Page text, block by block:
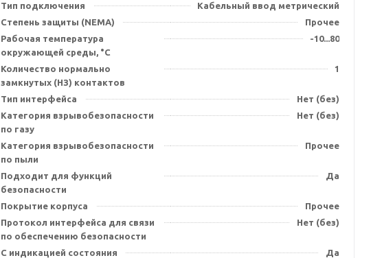
Тип подключения
Кабельный ввод метрический
Степень защиты (NEMA)
Прочее
Рабочая температура
окружающей среды, °C
-10...80
Количество нормально
замкнутых (НЗ) контактов
1
Тип интерфейса
Нет (без)
Категория взрывобезопасности
по газу
Нет (без)
Категория взрывобезопасности
по пыли
Прочее
Подходит для функций
безопасности
Да
Покрытие корпуса
Прочее
Протокол интерфейса для связи
по обеспечению безопасности
Нет (без)
С индикацией состояния
Да